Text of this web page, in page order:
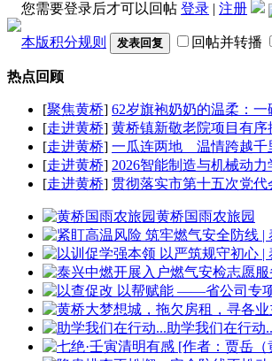
您需要登录后才可以回帖 登录 | 注册
本版积分规则 发表回复 回帖并转播
热点回顾
[聚焦黄桥] 62岁旗袍奶奶的温柔：一
[走进黄桥] 黄桥镇新敬老院项目有序
[走进黄桥] 一瓜连两地 温情跨越千
[走进黄桥] 2026智能制造与机械动
[走进黄桥] 贯彻落实市第十五次党
黄桥国雨农旅园
助学我们在行动